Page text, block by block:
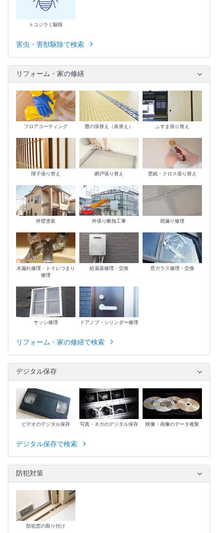
トコジラミ駆除
害虫・害獣駆除で検索
リフォーム・家の修繕
フロアコーティング 畳の張替え（表替え） ふすま張り替え
障子張り替え 網戸張り替え 壁紙・クロス張り替え
外壁塗装 外張り断熱工事 雨漏り修理
水漏れ修理・トイレつまり
修理
給湯器修理・交換 窓ガラス修理・交換
サッシ修理 ドアノブ・シリンダー修理
リフォーム・家の修繕で検索
デジタル保存
ビデオのデジタル保存 写真・ネガのデジタル保存 映像・画像のデータ複製
デジタル保存で検索
防犯対策
防犯窓の取り付け